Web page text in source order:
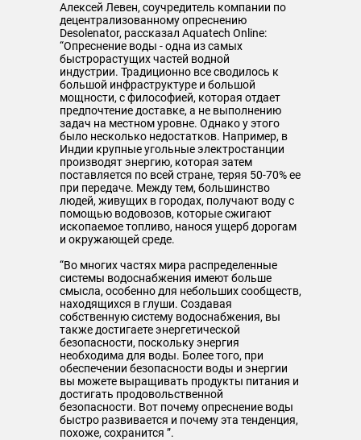
Алексей Левен, соучредитель компании по
децентрализованному опреснению
Desolenator, рассказал Aquatech Online:
“Опреснение воды - одна из самых
быстрорастущих частей водной
индустрии. Традиционно все сводилось к
большой инфраструктуре и большой
мощности, с философией, которая отдает
предпочтение доставке, а не выполнению
задач на местном уровне. Однако у этого
было несколько недостатков. Например, в
Индии крупные угольные электростанции
производят энергию, которая затем
поставляется по всей стране, теряя 50-70% ее
при передаче. Между тем, большинство
людей, живущих в городах, получают воду с
помощью водовозов, которые сжигают
ископаемое топливо, нанося ущерб дорогам
и окружающей среде.
“Во многих частях мира распределенные
системы водоснабжения имеют больше
смысла, особенно для небольших сообществ,
находящихся в глуши. Создавая
собственную систему водоснабжения, вы
также достигаете энергетической
безопасности, поскольку энергия
необходима для воды. Более того, при
обеспечении безопасности воды и энергии
вы можете выращивать продукты питания и
достигать продовольственной
безопасности. Вот почему опреснение воды
быстро развивается и почему эта тенденция,
похоже, сохранится ”.